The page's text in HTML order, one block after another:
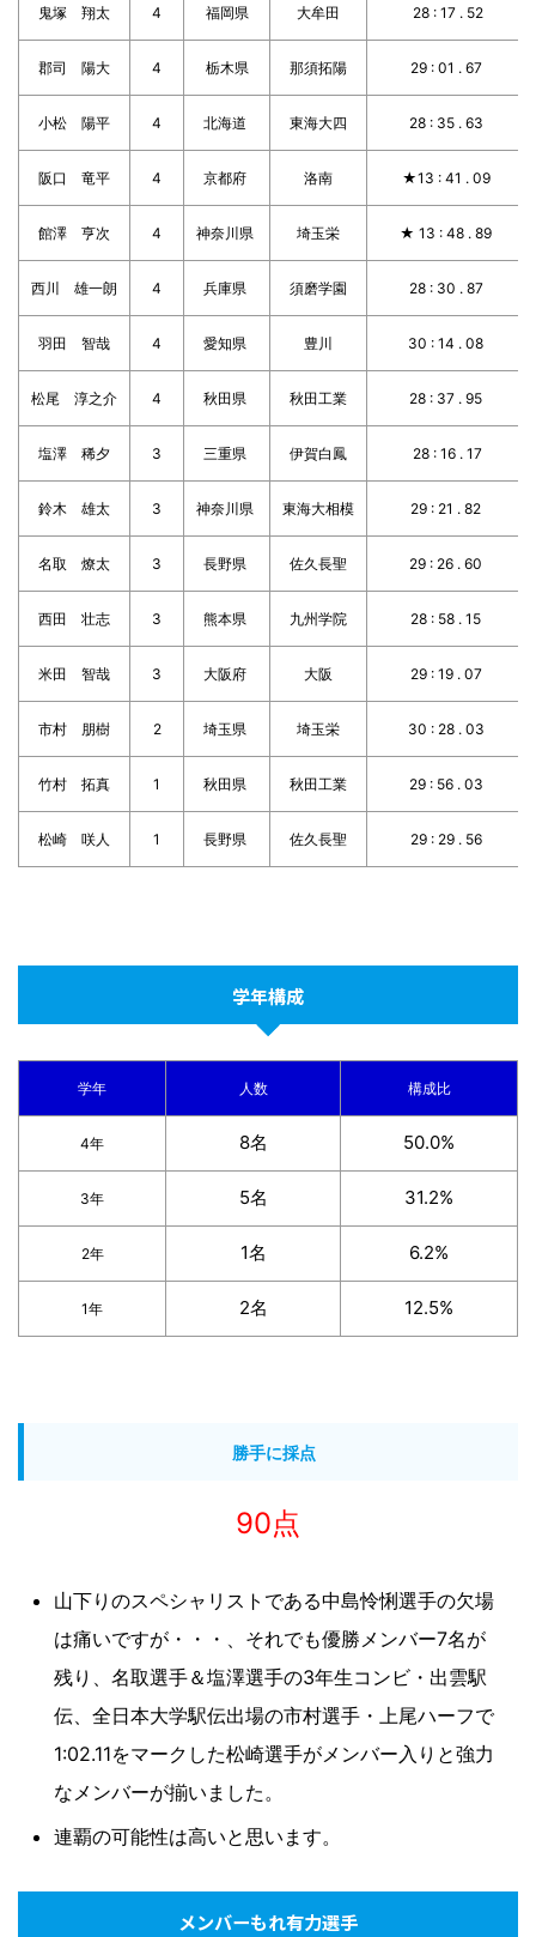
鬼塚 翔太 4 福岡県 大牟田 28 : 17 . 52
郡司 陽大 4 栃木県 那須拓陽 29 : 01 . 67
小松 陽平 4 北海道 東海大四 28 : 35 . 63
阪口 竜平 4 京都府 洛南 ★13 : 41 . 09
館澤 亨次 4 神奈川県 埼玉栄 ★ 13 : 48 . 89
西川 雄一朗 4 兵庫県 須磨学園 28 : 30 . 87
羽田 智哉 4 愛知県 豊川 30 : 14 . 08
松尾 淳之介 4 秋田県 秋田工業 28 : 37 . 95
塩澤 稀夕 3 三重県 伊賀白鳳 28 : 16 . 17
鈴木 雄太 3 神奈川県 東海大相模 29 : 21 . 82
名取 燎太 3 長野県 佐久長聖 29 : 26 . 60
西田 壮志 3 熊本県 九州学院 28 : 58 . 15
米田 智哉 3 大阪府 大阪 29 : 19 . 07
市村 朋樹 2 埼玉県 埼玉栄 30 : 28 . 03
竹村 拓真 1 秋田県 秋田工業 29 : 56 . 03
松崎 咲人 1 長野県 佐久長聖 29 : 29 . 56
学年構成
学年 人数 構成比
4年 8名 50.0%
3年 5名 31.2%
2年 1名 6.2%
1年 2名 12.5%
勝手に採点
90点
山下りのスペシャリストである中島怜悧選手の欠場
は痛いですが・・・、それでも優勝メンバー7名が
残り、名取選手＆塩澤選手の3年生コンビ・出雲駅
伝、全日本大学駅伝出場の市村選手・上尾ハーフで
1:02.11をマークした松崎選手がメンバー入りと強力
なメンバーが揃いました。
連覇の可能性は高いと思います。
メンバーもれ有力選手